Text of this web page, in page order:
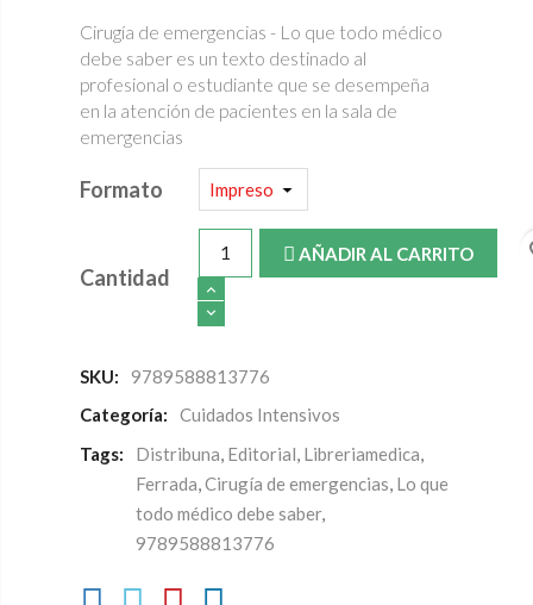
Cirugía de emergencias - Lo que todo médico
debe saber es un texto destinado al
profesional o estudiante que se desempeña
en la atención de pacientes en la sala de
emergencias
Formato
Cantidad
AÑADIR AL CARRITO
SKU:
9789588813776
Categoría:
Cuidados Intensivos
Tags:
Distribuna, Editorial, Libreriamedica,
Ferrada,Cirugía de emergencias, Lo que
todo médico debe saber,
9789588813776